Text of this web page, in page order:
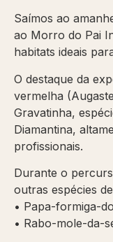
Saímos ao
ao Morro do Pai
habitats ideais
O destaque da
vermelha
Gravatinha,
Diamantina,
profissionais.
Durante o
outras espécies
• Papa-formiga-
• Rabo-mole-da-